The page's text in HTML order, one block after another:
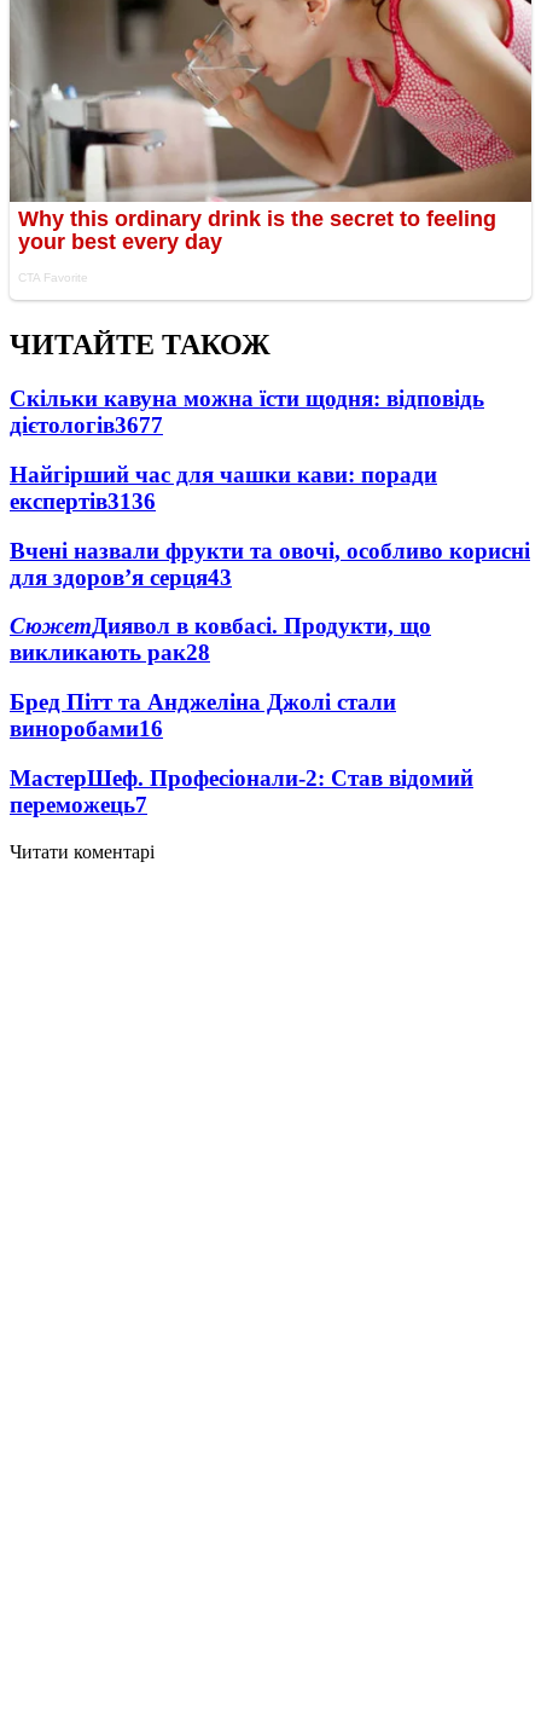
ЧИТАЙТЕ ТАКОЖ
Скільки кавуна можна їсти щодня: відповідь
дієтологів3677
Найгірший час для чашки кави: поради
експертів3136
Вчені назвали фрукти та овочі, особливо корисні
для здоров’я серця43
СюжетДиявол в ковбасі. Продукти, що
викликають рак28
Бред Пітт та Анджеліна Джолі стали
виноробами16
МастерШеф. Професіонали-2: Став відомий
переможець7
Читати коментарі